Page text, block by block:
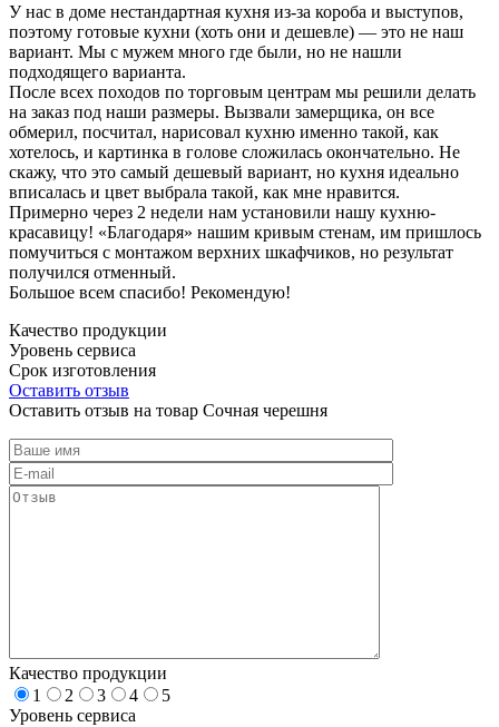
У нас в доме нестандартная кухня из-за короба и выступов,
поэтому готовые кухни (хоть они и дешевле) — это не наш
вариант. Мы с мужем много где были, но не нашли
подходящего варианта.
После всех походов по торговым центрам мы решили делать
на заказ под наши размеры. Вызвали замерщика, он все
обмерил, посчитал, нарисовал кухню именно такой, как
хотелось, и картинка в голове сложилась окончательно. Не
скажу, что это самый дешевый вариант, но кухня идеально
вписалась и цвет выбрала такой, как мне нравится.
Примерно через 2 недели нам установили нашу кухню-
красавицу! «Благодаря» нашим кривым стенам, им пришлось
помучиться с монтажом верхних шкафчиков, но результат
получился отменный.
Большое всем спасибо! Рекомендую!
Качество продукции
Уровень сервиса
Срок изготовления
Оставить отзыв
Оставить отзыв на товар Сочная черешня
Качество продукции
1
2 3 4
5
Уровень сервиса